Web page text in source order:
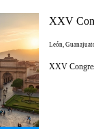
XXV
León,
XXV